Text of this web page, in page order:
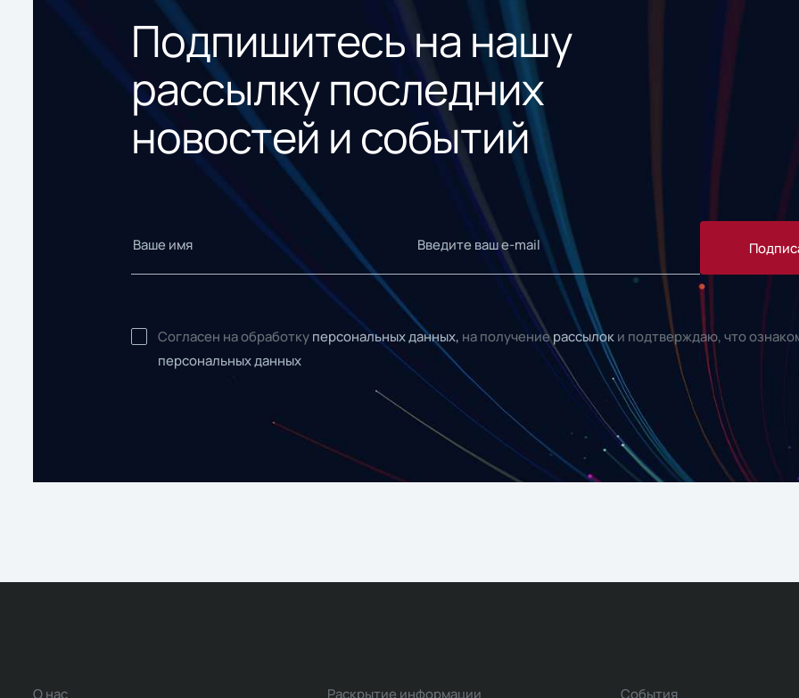
Подпишитесь на нашу
рассылку последних
новостей и событий
Согласен на обработку персональных данных, на получениерассылок и подтверждаю, что
персональных данных
О нас
Раскрытие информации
События